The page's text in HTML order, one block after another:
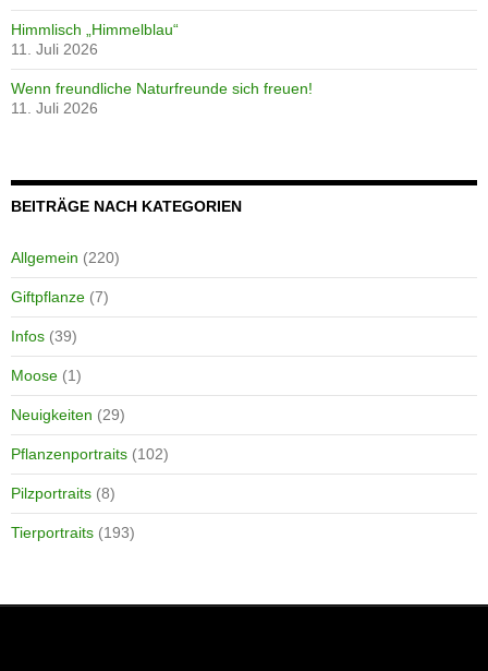
Himmlisch „Himmelblau“
11. Juli 2026
Wenn freundliche Naturfreunde sich freuen!
11. Juli 2026
BEITRÄGE NACH KATEGORIEN
Allgemein (220)
Giftpflanze (7)
Infos (39)
Moose (1)
Neuigkeiten (29)
Pflanzenportraits (102)
Pilzportraits (8)
Tierportraits (193)